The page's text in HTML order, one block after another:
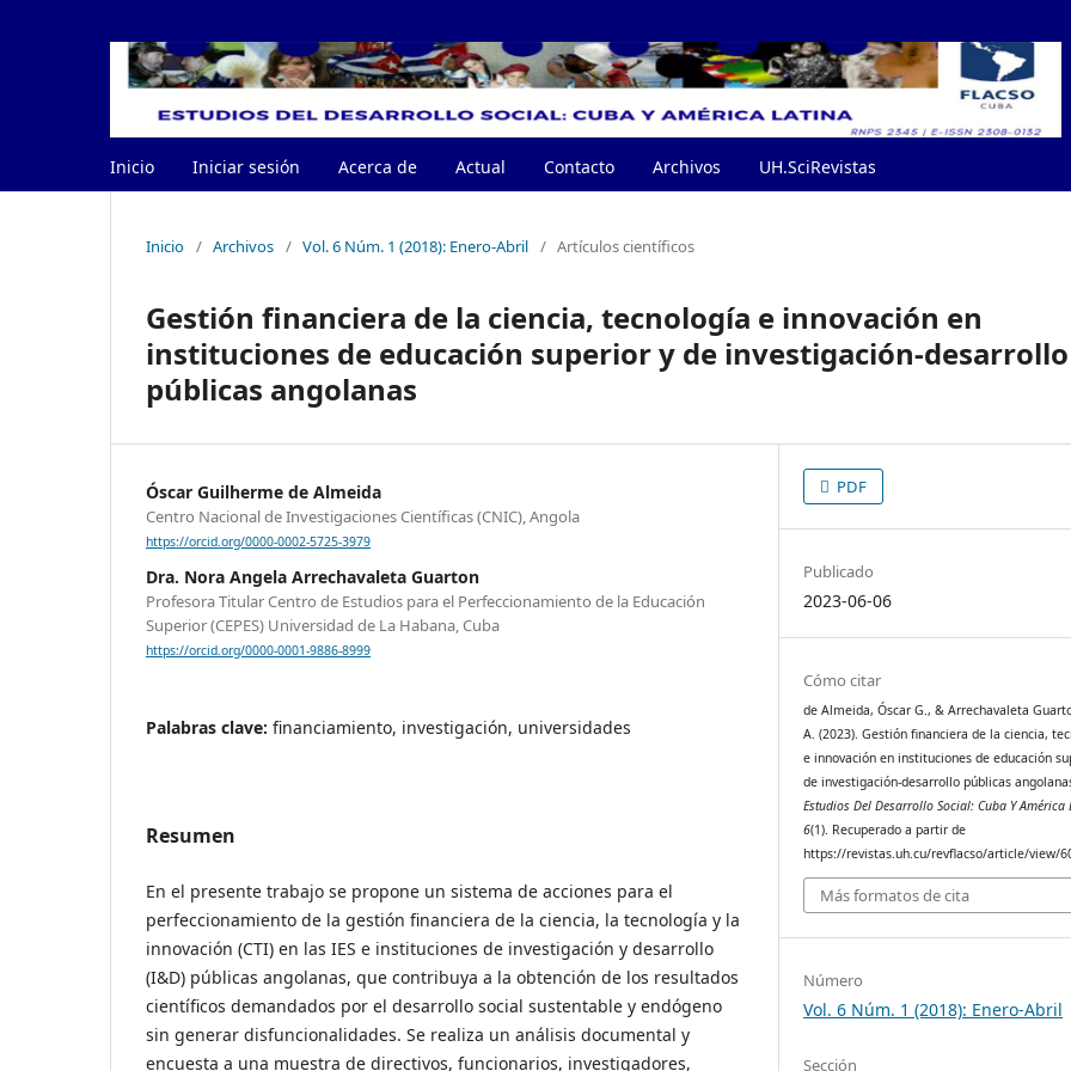
Inicio Iniciar sesión Acerca de Actual Contacto Archivos UH.SciRevistas
Inicio / Archivos / Vol. 6 Núm. 1 (2018): Enero-Abril / Artículos científicos
Gestión financiera de la ciencia, tecnología e innovación en
instituciones de educación superior y de investigación-desarrollo
públicas angolanas
Óscar Guilherme de Almeida
Centro Nacional de Investigaciones Científicas (CNIC), Angola
https://orcid.org/0000-0002-5725-3979
Dra. Nora Angela Arrechavaleta Guarton
Profesora Titular Centro de Estudios para el Perfeccionamiento de la Educación
Superior (CEPES) Universidad de La Habana, Cuba
https://orcid.org/0000-0001-9886-8999
Palabras clave: financiamiento, investigación, universidades
Resumen
En el presente trabajo se propone un sistema de acciones para el
perfeccionamiento de la gestión financiera de la ciencia, la tecnología y la
innovación (CTI) en las IES e instituciones de investigación y desarrollo
(I&D) públicas angolanas, que contribuya a la obtención de los resultados
científicos demandados por el desarrollo social sustentable y endógeno
sin generar disfuncionalidades. Se realiza un análisis documental y
encuesta a una muestra de directivos, funcionarios, investigadores,
PDF
Publicado
2023-06-06
Cómo citar
de Almeida, Óscar G., & Arrechavaleta
A. (2023). Gestión financiera de la ciencia,
e innovación en instituciones de educación
de investigación-desarrollo públicas
Estudios Del Desarrollo Social: Cuba Y América
6(1). Recuperado a partir de
https://revistas.uh.cu/revflacso/article/view/
Más formatos de cita
Número
Vol. 6 Núm. 1 (2018): Enero-Abril
Sección